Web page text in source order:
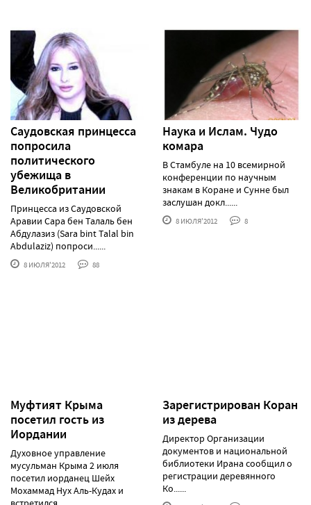
Саудовская принцесса
попросила
политического
убежища в
Великобритании
Принцесса из Саудовской
Аравии Сара бен Талаль бен
Абдулазиз (Sara bint Talal bin
Abdulaziz) попроси......
8 ИЮЛЯ'2012 88
Наука и Ислам. Чудо
комара
В Стамбуле на 10 всемирной
конференции по научным
знакам в Коране и Сунне был
заслушан докл......
8 ИЮЛЯ'2012 8
Муфтият Крыма
посетил гость из
Иордании
Духовное управление
мусульман Крыма 2 июля
посетил иорданец Шейх
Мохаммад Нух Аль-Кудах и
Зарегистрирован Коран
из дерева
Директор Организации
документов и национальной
библиотеки Ирана сообщил о
регистрации деревянного
Ко......